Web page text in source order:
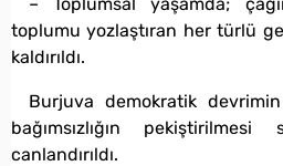
toplumu yozlaştıran her türlü
kaldırıldı.
Burjuva demokratik
bağımsızlığın
canlandırıldı.